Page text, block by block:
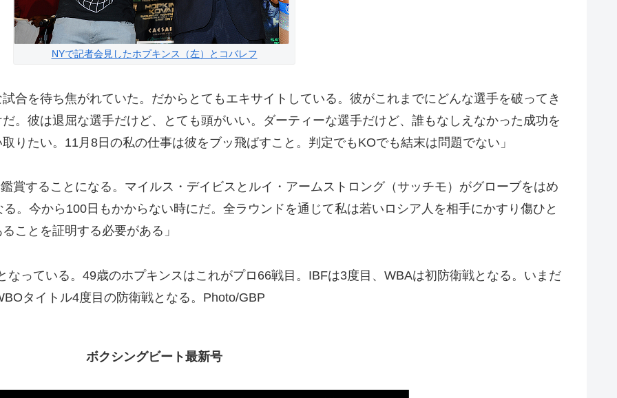
NYで記者会見したホプキンス（左）とコバレフ
合を待ち焦がれていた。だからとてもエキサイトしている。彼がこれまでにどんな選手を破ってき
。彼は退屈な選手だけど、とても頭がいい。ダーティーな選手だけど、誰もなしえなかった成功を
りたい。11月8日の私の仕事は彼をブッ飛ばすこと。判定でもKOでも結末は問題でない」
賞することになる。マイルス・デイビスとルイ・アームストロング（サッチモ）がグローブをはめ
。今から100日もかからない時にだ。全ラウンドを通じて私は若いロシア人を相手にかすり傷ひと
ことを証明する必要がある」
っている。49歳のホプキンスはこれがプロ66戦目。IBFは3度目、WBAは初防衛戦となる。いまだ
タイトル4度目の防衛戦となる。Photo/GBP
ボクシングビート最新号